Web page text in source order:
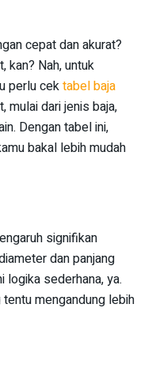
cepat dan akurat?
kan? Nah, untuk
perlu cektabel baja
mulai dari jenis baja,
Dengan tabel ini,
bakal lebih mudah
signifikan
dan panjang
logika sederhana, ya.
mengandung lebih